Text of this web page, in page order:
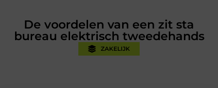
De voordelen van een zit sta
bureau elektrisch tweedehands
ZAKELIJK